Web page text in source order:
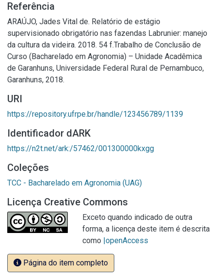
Referência
ARAÚJO, Jades Vital de. Relatório de estágio
supervisionado obrigatório nas fazendas Labrunier: manejo
da cultura da videira. 2018. 54 f.Trabalho de Conclusão de
Curso (Bacharelado em Agronomia) – Unidade Acadêmica
de Garanhuns, Universidade Federal Rural de Pernambuco,
Garanhuns, 2018.
URI
https://repository.ufrpe.br/handle/123456789/1139
Identificador dARK
https://n2t.net/ark:/57462/001300000kxgg
Coleções
TCC - Bacharelado em Agronomia (UAG)
Licença Creative Commons
Exceto quando indicado de outra
forma, a licença deste item é descrita
como |openAccess
Página do item completo